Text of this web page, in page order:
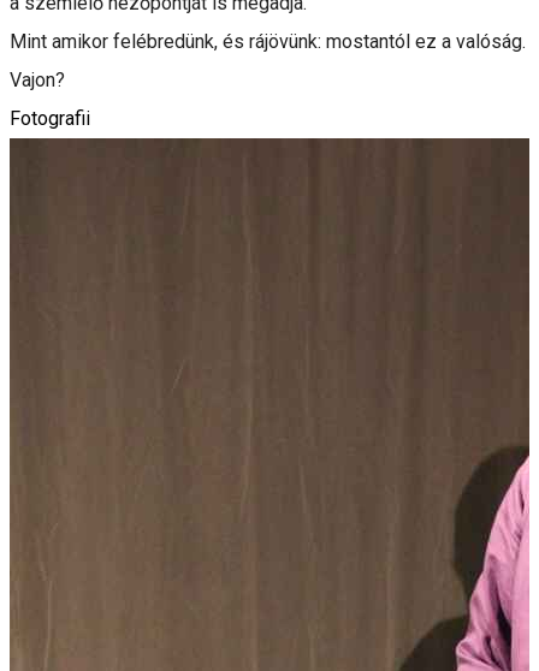
Mint amikor felébredünk, és rájövünk: mostantól ez a valóság.
Vajon?
Fotografii